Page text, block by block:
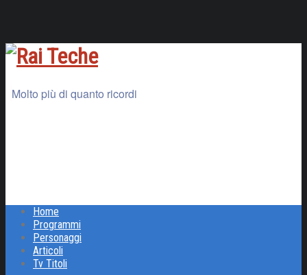
Molto più di quanto ricordi
Home
Programmi
Personaggi
Articoli
Tv Titoli